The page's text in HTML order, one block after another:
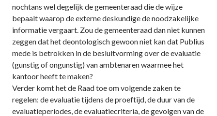
nochtans wel degelijk de gemeenteraad die de wijze
bepaalt waarop de externe deskundige de noodzakelijke
informatie vergaart. Zou de gemeenteraad dan niet kunnen
zeggen dat het deontologisch gewoon niet kan dat Publius
mede is betrokken in de besluitvorming over de evaluatie
(gunstig of ongunstig) van ambtenaren waarmee het
kantoor heeft te maken?
Verder komt het de Raad toe om volgende zaken te
regelen: de evaluatie tijdens de proeftijd, de duur van de
evaluatieperiodes, de evaluatiecriteria, de gevolgen van de